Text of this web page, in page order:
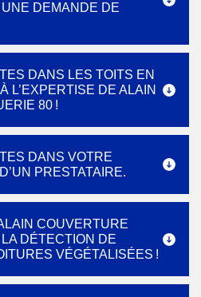
DEMANDE DE
DANS LES TOITS EN
L’EXPERTISE DE ALAIN
80 !
DANS VOTRE
PRESTATAIRE.
COUVERTURE
DÉTECTION DE
VÉGÉTALISÉES !